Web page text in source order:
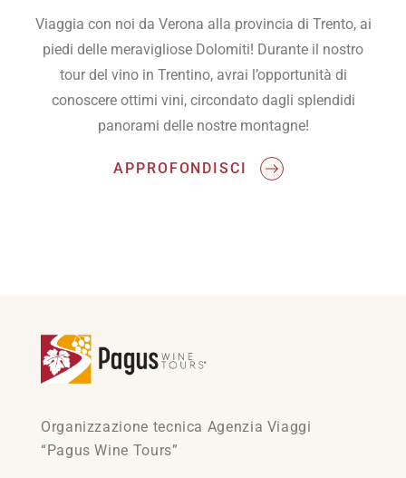
Viaggia con noi da Verona alla provincia di Trento, ai
piedi delle meravigliose Dolomiti! Durante il nostro
tour del vino in Trentino, avrai l’opportunità di
conoscere ottimi vini, circondato dagli splendidi
panorami delle nostre montagne!
APPROFONDISCI
Organizzazione tecnica Agenzia Viaggi
“Pagus Wine Tours”